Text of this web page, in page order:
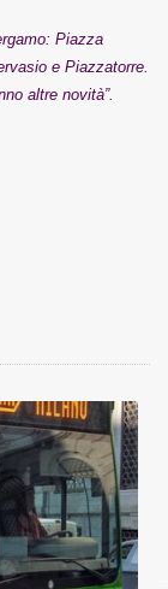
Piazza
e Piazzatorre.
altre novità”.